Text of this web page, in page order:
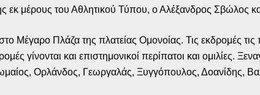
μέρους του Αθλητικού Τύπου, ο Αλέξανδρος Σβώλος
Μέγαρο Πλάζα της πλατείας Ομονοίας. Τις εκδρομές
γίνονται και επιστημονικοί περίπατοι και ομιλίες.
Ορλάνδος, Γεωργαλάς, Ξυγγόπουλος, Δοανίδης,